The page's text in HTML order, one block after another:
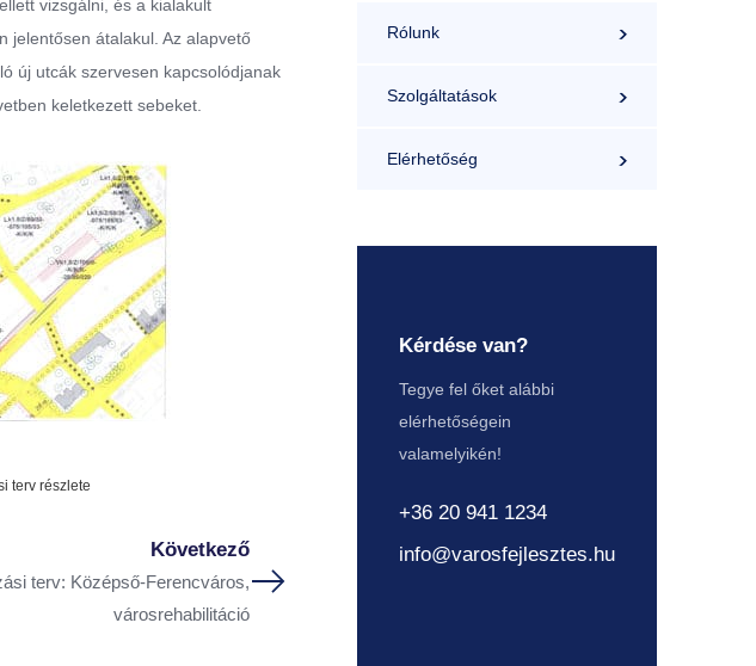
vizsgálni, és a kialakult
jelentősen átalakul. Az alapvető
új utcák szervesen kapcsolódjanak
keletkezett sebeket.
terv részlete
Következő
terv: Középső-Ferencváros,
városrehabilitáció
Rólunk
Szolgáltatások
Elérhetőség
Kérdése van?
Tegye fel őket alábbi
elérhetőségein
valamelyikén!
+36 20 941 1234
info@varosfejlesztes.hu